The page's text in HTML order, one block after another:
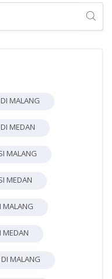
MALANG
MEDAN
MALANG
MEDAN
MALANG
MEDAN
MALANG